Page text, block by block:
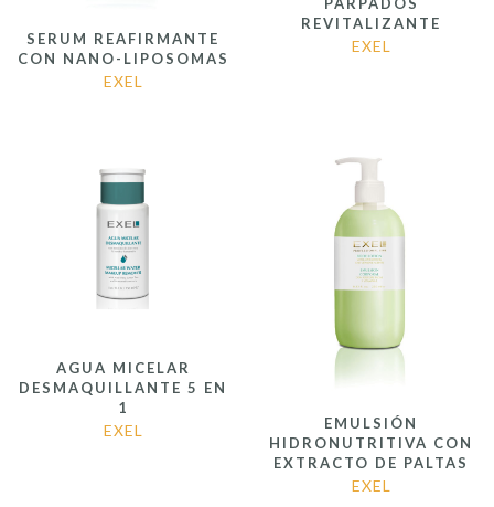
SERUM REAFIRMANTE
CON NANO-LIPOSOMAS
EXEL
REVITALIZANTE
EXEL
AGUA MICELAR
DESMAQUILLANTE 5 EN
1
EXEL
EMULSIÓN
HIDRONUTRITIVA CON
EXTRACTO DE PALTAS
EXEL